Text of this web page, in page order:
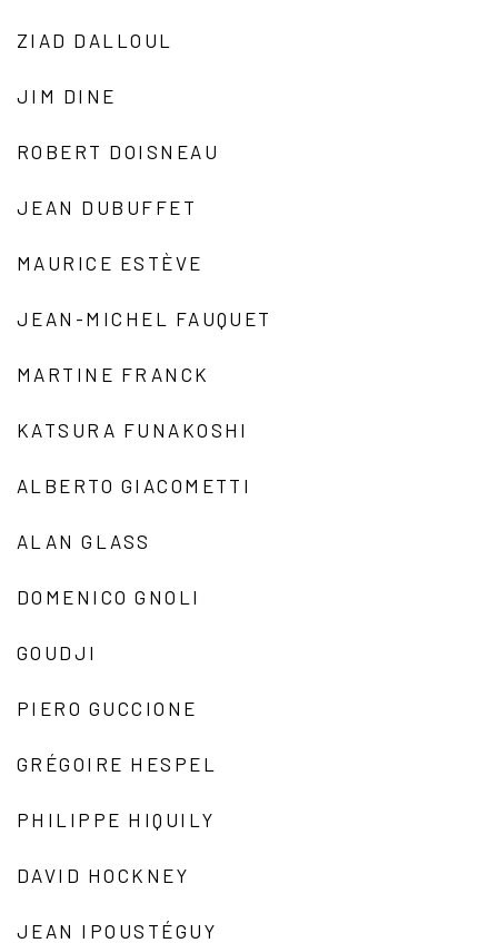
ZIAD DALLOUL
JIM DINE
ROBERT DOISNEAU
JEAN DUBUFFET
MAURICE ESTÈVE
JEAN-MICHEL FAUQUET
MARTINE FRANCK
KATSURA FUNAKOSHI
ALBERTO GIACOMETTI
ALAN GLASS
DOMENICO GNOLI
GOUDJI
PIERO GUCCIONE
GRÉGOIRE HESPEL
PHILIPPE HIQUILY
DAVID HOCKNEY
JEAN IPOUSTÉGUY